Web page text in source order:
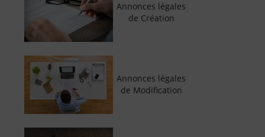
Annonces légales
de Création
Annonces légales
de Modification